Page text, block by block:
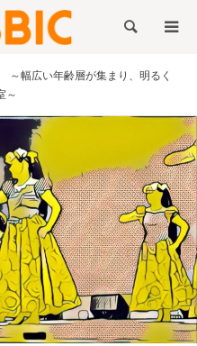
検索
～幅広い年齢層が集まり、明るく
～